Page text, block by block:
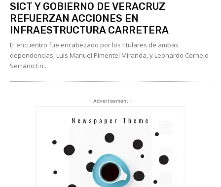
SICT Y GOBIERNO DE VERACRUZ
REFUERZAN ACCIONES EN
INFRAESTRUCTURA CARRETERA
El encuentro fue encabezado por los titulares de ambas
dependencias, Luis Manuel Pimentel Miranda, y Leonardo Cornejo
Serrano En...
- Advertisement -